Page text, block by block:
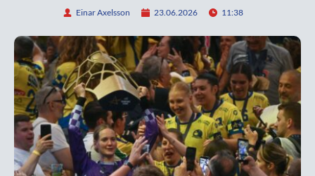
Einar Axelsson 23.06.2026 11:38